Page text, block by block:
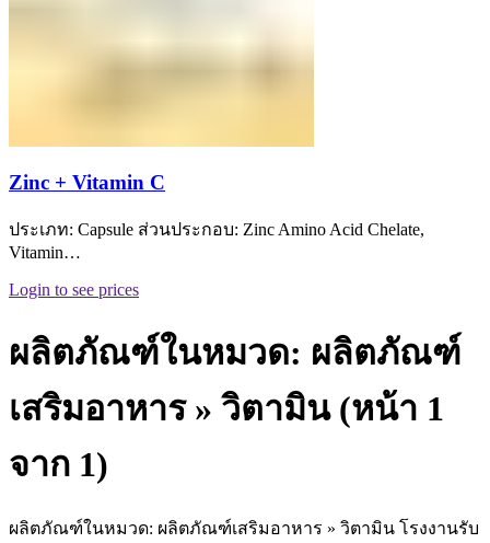
Zinc + Vitamin C
ประเภท: Capsule ส่วนประกอบ: Zinc Amino Acid Chelate,
Vitamin…
Login to see prices
ผลิตภัณฑ์ในหมวด: ผลิตภัณฑ์
เสริมอาหาร » วิตามิน (หน้า 1
จาก 1)
ผลิตภัณฑ์ในหมวด: ผลิตภัณฑ์เสริมอาหาร » วิตามิน โรงงานรับ